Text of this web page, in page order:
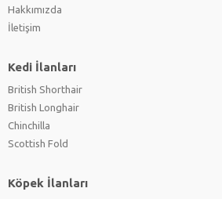
Hakkımızda
İletişim
Kedi İlanları
British Shorthair
British Longhair
Chinchilla
Scottish Fold
Köpek İlanları